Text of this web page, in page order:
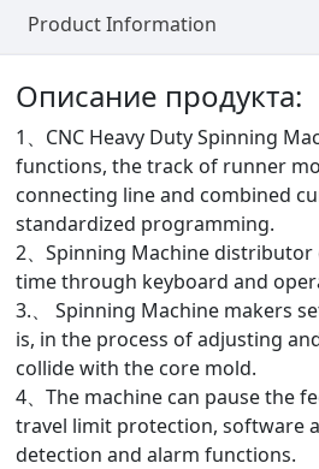
Product Information
Описание продукта:
1、CNC Heavy Duty Spinning
functions, the track of runner
connecting line and combined
standardized programming.
2、Spinning Machine
time through keyboard and
3.、 Spinning Machine makers
is, in the process of adjusting
collide with the core mold.
4、The machine can pause the
travel limit protection, software
detection and alarm functions.